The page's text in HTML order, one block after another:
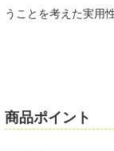
うことを考えた実用
商品ポイント
ライター/寄稿メデ